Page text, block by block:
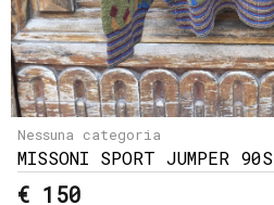
Nessuna categoria
MISSONI SPORT JUMPER 90S
€ 150